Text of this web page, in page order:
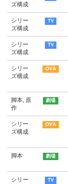
ズ構成
シリー
ズ構成
シリー
ズ構成
シリー
ズ構成
脚本, 原
作
シリー
ズ構成
脚本
シリー